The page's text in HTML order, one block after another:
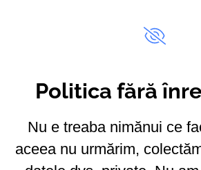
Politica fără
Nu e treaba nimănui ce
aceea nu urmărim,